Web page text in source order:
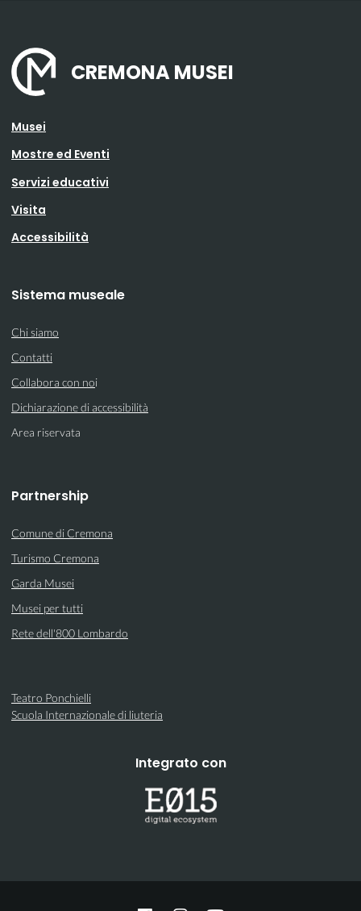
CREMONA MUSEI
Musei
Mostre ed Eventi
Servizi educativi
Visita
Accessibilità
Sistema museale
Chi siamo
Contatti
Collabora con noi
Dichiarazione di accessibilità
Area riservata
Partnership
Comune di Cremona
Turismo Cremona
Garda Musei
Musei per tutti
Rete dell'800 Lombardo
Teatro Ponchielli
Scuola Internazionale di liuteria
Integrato con